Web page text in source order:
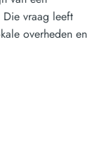
Die vraag leeft
overheden en